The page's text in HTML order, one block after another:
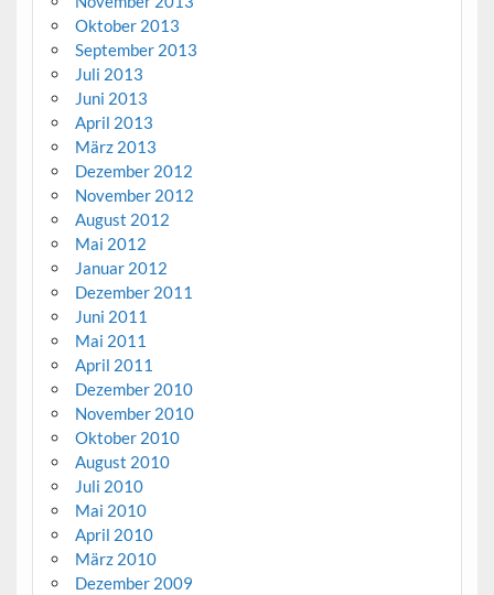
Oktober 2013
September 2013
Juli 2013
Juni 2013
April 2013
März 2013
Dezember 2012
November 2012
August 2012
Mai 2012
Januar 2012
Dezember 2011
Juni 2011
Mai 2011
April 2011
Dezember 2010
November 2010
Oktober 2010
August 2010
Juli 2010
Mai 2010
April 2010
März 2010
Dezember 2009